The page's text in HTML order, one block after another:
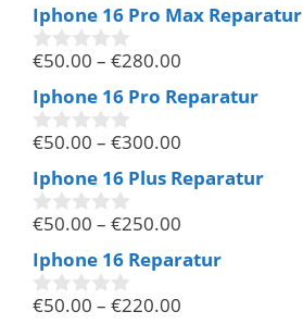
o
n
5
Iphone 16 Pro Max Reparatur
0
o
n
5
€50.00 – €280.00
Iphone 16 Pro Reparatur
0
o
n
5
€50.00 – €300.00
Iphone 16 Plus Reparatur
0
o
n
5
€50.00 – €250.00
Iphone 16 Reparatur
0
€50.00 – €220.00